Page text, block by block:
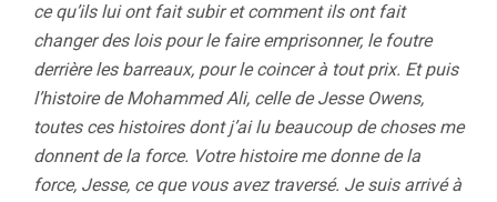
ce qu’ils lui ont fait subir et comment ils ont fait
changer des lois pour le faire emprisonner, le foutre
derrière les barreaux, pour le coincer à tout prix. Et puis
l’histoire de Mohammed Ali, celle de Jesse Owens,
toutes ces histoires dont j’ai lu beaucoup de choses me
donnent de la force. Votre histoire me donne de la
force, Jesse, ce que vous avez traversé. Je suis arrivé à